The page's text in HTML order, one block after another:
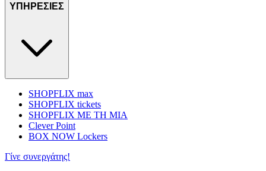
ΥΠΗΡΕΣΙΕΣ
SHOPFLIX max
SHOPFLIX tickets
SHOPFLIX ΜΕ ΤΗ ΜΙΑ
Clever Point
BOX NOW Lockers
Γίνε συνεργάτης!